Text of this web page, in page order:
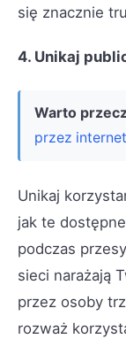
się znacznie
4. Unikaj
Warto
przez
Unikaj
jak te
podczas
sieci narażają
przez osoby
rozważ